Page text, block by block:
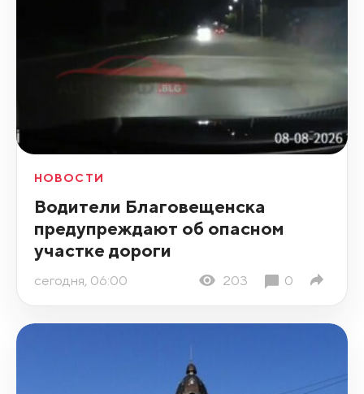
НОВОСТИ
Водители Благовещенска
предупреждают об опасном
участке дороги
сегодня, 06:00 203 0